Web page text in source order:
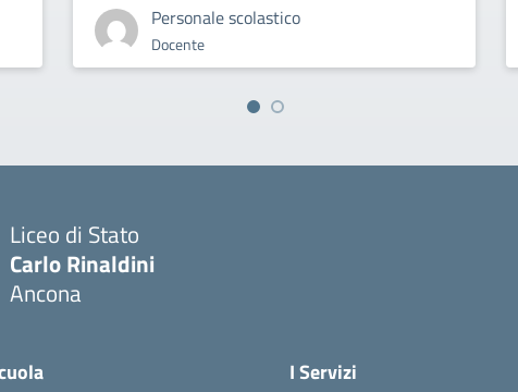
Personale scolastico
Docente
Liceo di Stato
Carlo Rinaldini
Ancona
I Servizi